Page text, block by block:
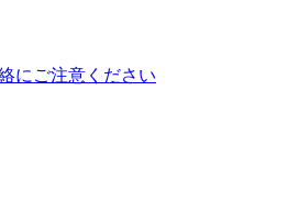
にご注意ください